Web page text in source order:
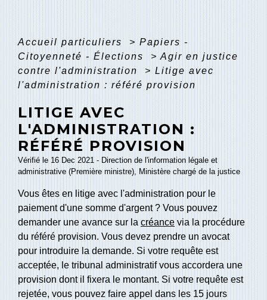
Accueil particuliers > Papiers -
Citoyenneté - Élections
> Agir en justice
contre l'administration
> Litige avec
l'administration : référé provision
LITIGE AVEC
L'ADMINISTRATION :
RÉFÉRÉ PROVISION
Vérifié le 16 Dec 2021 - Direction de l'information légale et
administrative (Première ministre), Ministère chargé de la justice
Vous êtes en litige avec l'administration pour le
paiement d'une somme d'argent ? Vous pouvez
demander une avance sur la créance via la procédure
du référé provision. Vous devez prendre un avocat
pour introduire la demande. Si votre requête est
acceptée, le tribunal administratif vous accordera une
provision dont il fixera le montant. Si votre requête est
rejetée, vous pouvez faire appel dans les 15 jours